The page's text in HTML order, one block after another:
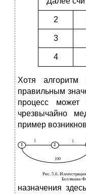
2
3
4
Хотя
правильным
процесс может
чрезвычайно
пример
назначения